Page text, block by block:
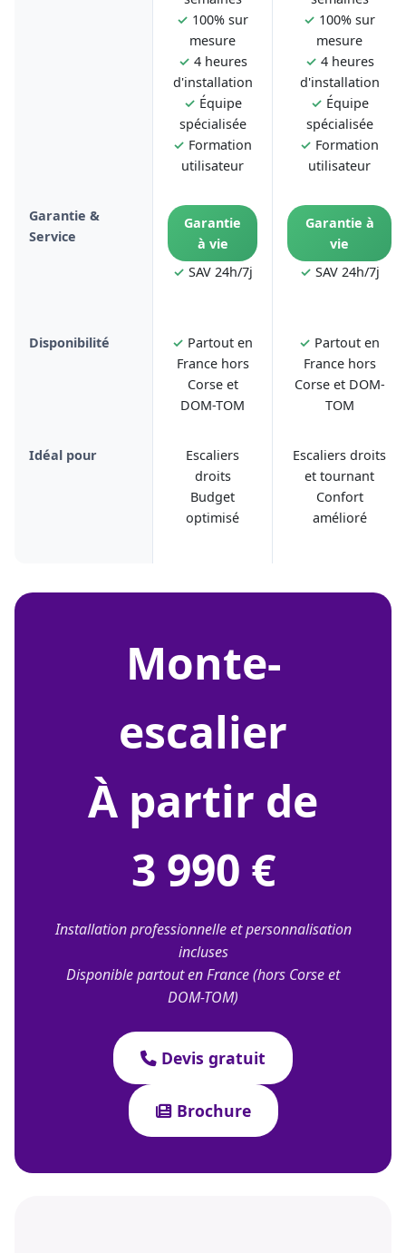
✓ 100% sur
mesure
✓ 4 heures
d'installation
✓ Équipe
spécialisée
✓ Formation
utilisateur
✓ 100% sur
mesure
✓ 4 heures
d'installation
✓ Équipe
spécialisée
✓ Formation
utilisateur
Garantie &
Service
Garantie
à vie
✓ SAV 24h/7j
Garantie à
vie
✓ SAV 24h/7j
Disponibilité ✓ Partout en
France hors
Corse et
DOM-TOM
✓ Partout en
France hors
Corse et DOM-
TOM
Idéal pour
Escaliers
droits
Budget
optimisé
Escaliers droits
et tournant
Confort
amélioré
monte-
escalier
À partir de
3 990 €
Installation professionnelle et personnalisation
incluses
Disponible partout en France (hors Corse et
DOM-TOM)
Devis gratuit
Brochure